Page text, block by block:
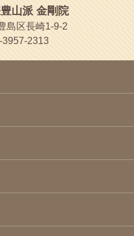
いよ
山派 金剛院
島区長崎1-9-2
3957-2313